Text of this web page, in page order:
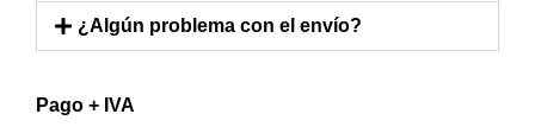
¿Algún problema con el envío?
Pago + IVA